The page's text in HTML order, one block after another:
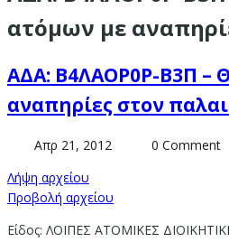
ατόμων με
ΑΔΑ: Β4ΛΑΟΡ0Ρ-Β3Π –
αναπηρίες στον
Απρ 21, 2012
0 Comment
Λήψη αρχείου
Προβολή αρχείου
Είδος: ΛΟΙΠΕΣ ΑΤΟΜΙΚΕΣ